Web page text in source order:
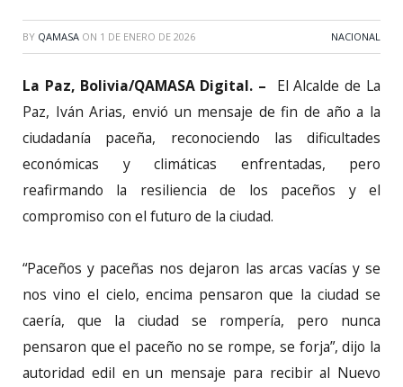
BY QAMASA ON 1 DE ENERO DE 2026 NACIONAL
La Paz, Bolivia/QAMASA Digital. –
El Alcalde de La
Paz, Iván Arias, envió un mensaje de fin de año a la
ciudadanía paceña, reconociendo las dificultades
económicas y climáticas enfrentadas, pero
reafirmando la resiliencia de los paceños y el
compromiso con el futuro de la ciudad.
“Paceños y paceñas nos dejaron las arcas vacías y se
nos vino el cielo, encima pensaron que la ciudad se
caería, que la ciudad se rompería, pero nunca
pensaron que el paceño no se rompe, se forja”, dijo la
autoridad edil en un mensaje para recibir al Nuevo